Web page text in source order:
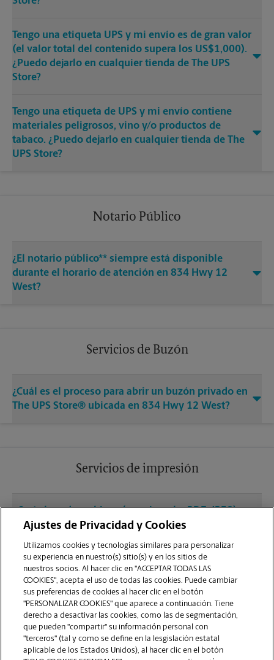
Tengo una etiqueta UPS y mi envío es de gran valor
(el valor total del contenido supera los US$1,000).
¿Puedo dejarlo en cualquier tienda de The UPS
Store?
Tengo una etiqueta de UPS y mi envío contiene
materiales peligrosos, vino y/o productos de
tabaco. ¿Puedo dejarlo en cualquier tienda de The
UPS Store?
Notario Público
¿El notario público** siempre está disponible
durante el horario de atención en 834 Hwy 12
West?
Servicios de Buzón
¿Cuál es el proceso para abrir un buzón privado en
The UPS Store® ubicada en 834 Hwy 12 West?
Servicios de impresión
¿Qué clase de archivos (por ejemplo, PDF, JPEG)
debo usar para enviar a imprimir documentos en
¿Puedo terminar un trabajo de impresión
(laminado, encuadernado o engrapado) en la
sucursal ubicada en 834 Hwy 12 West?
¿La sucursal de Starkville ofrece servicios de
impresión de gran formato como pancartas,
Ajustes de Privacidad y Cookies
Utilizamos cookies y tecnologías similares para personalizar
su experiencia en nuestro(s) sitio(s) y en los sitios de
nuestros socios. Al hacer clic en "ACCEPTAR TODAS LAS
COOKIES", acepta el uso de todas las cookies. Puede cambiar
sus preferencias de cookies al hacer clic en el botón
"PERSONALIZAR COOKIES" que aparece a continuación. Tiene
derecho a desactivar las cookies, como las de segmentación,
que pueden "compartir" su información personal con
"terceros" (tal y como se define en la lesgislación estatal
aplicable de los Estados Unidos), al hacer clic en el botón